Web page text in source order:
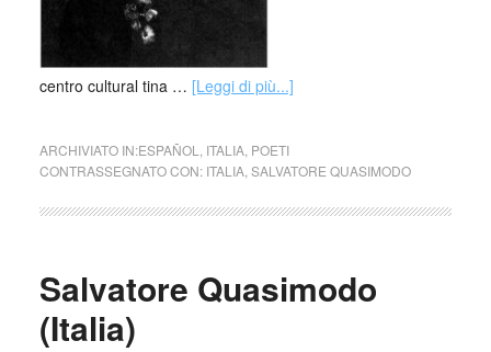
centro cultural tina … [Leggi di più...]
ARCHIVIATO IN:ESPAÑOL ITALIA, POETI
CONTRASSEGNATO CON: ITALIA, SALVATORE QUASIMODO
Salvatore Quasimodo
(Italia)